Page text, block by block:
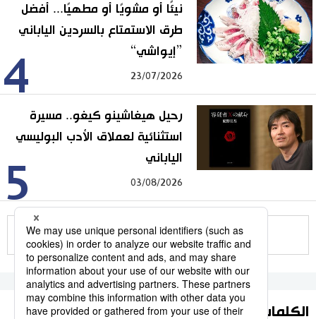
4
نيئًا أو مشويًا أو مطهيًا... أفضل
طرق الاستمتاع بالسردين الياباني
”إيواشي“
23/07/2026
5
رحيل هيغاشينو كيغو.. مسيرة
استثنائية لعملاق الأدب البوليسي
الياباني
03/08/2026
للمزيد
الكلمات الأكثر بحثا